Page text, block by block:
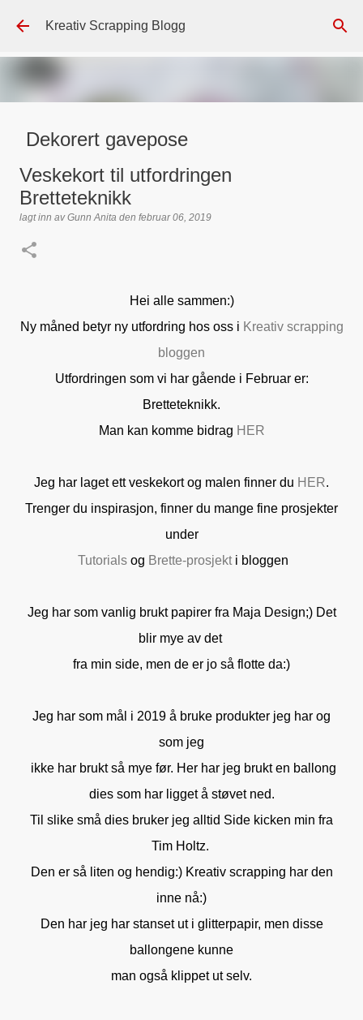
Gå til hovedinnhold
Kreativ Scrapping Blogg
Dekorert gavepose
PAPIRDESIGN
TEKST KLISTREMERKER / STICKERS
Veskekort til utfordringen
Bretteteknikk
lagt inn avGunn Anita den februar 06, 2019
Hei alle sammen:)
Ny måned betyr ny utfordring hos oss i Kreativ scrapping
bloggen
Utfordringen som vi har gående i Februar er:
Bretteteknikk.
Man kan komme bidrag HER
Jeg har laget ett veskekort og malen finner du HER.
Trenger du inspirasjon, finner du mange fine prosjekter
under
Tutorials og Brette-prosjekt i bloggen
Jeg har som vanlig brukt papirer fra Maja Design;) Det
blir mye av det
fra min side, men de er jo så flotte da:)
Jeg har som mål i 2019 å bruke produkter jeg har og
som jeg
ikke har brukt så mye før. Her har jeg brukt en ballong
dies som har ligget å støvet ned.
Til slike små dies bruker jeg alltid Side kicken min fra
Tim Holtz.
Den er så liten og hendig:) Kreativ scrapping har den
inne nå:)
Den har jeg har stanset ut i glitterpapir, men disse
ballongene kunne
man også klippet ut selv.